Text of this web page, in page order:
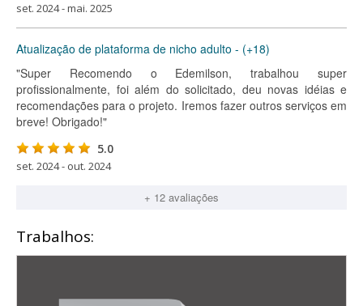
set. 2024 - mai. 2025
Atualização de plataforma de nicho adulto - (+18)
"Super Recomendo o Edemilson, trabalhou super
profissionalmente, foi além do solicitado, deu novas idéias e
recomendações para o projeto. Iremos fazer outros serviços em
breve! Obrigado!"
5.0
set. 2024 - out. 2024
+ 12 avaliações
Trabalhos: